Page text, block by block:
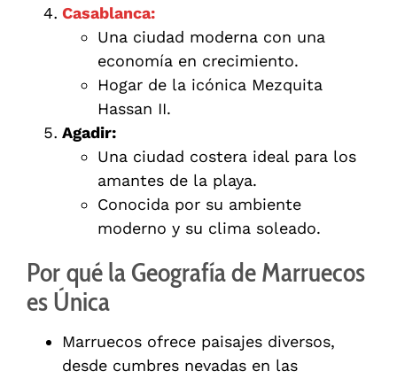
Casablanca:
Una ciudad moderna con una
economía en crecimiento.
Hogar de la icónica Mezquita
Hassan II.
Agadir:
Una ciudad costera ideal para los
amantes de la playa.
Conocida por su ambiente
moderno y su clima soleado.
Por qué la Geografía de Marruecos
es Única
Marruecos ofrece paisajes diversos,
desde cumbres nevadas en las